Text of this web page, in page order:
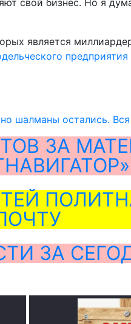
свой бизнес. Но я
является
шалманы остались.
ЗА
ЗА